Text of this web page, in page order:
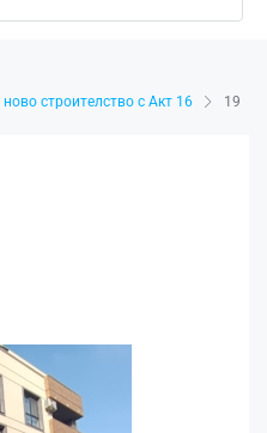
строителство с Акт 16
19